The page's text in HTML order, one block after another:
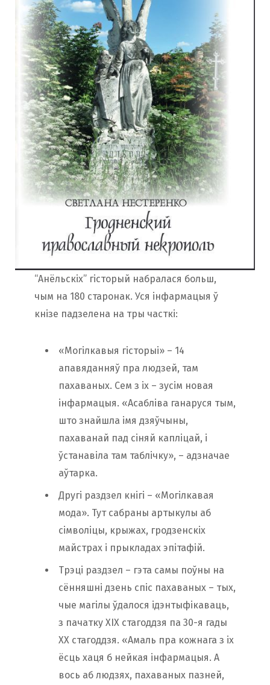
“Анёльскіх” гісторый набралася больш,
чым на 180 старонак. Уся інфармацыя ў
кнізе падзелена на тры часткі:
«Могілкавыя гісторыі» – 14
апавяданняў пра людзей, там
пахаваных. Сем з іх – зусім новая
інфармацыя. «Асабліва ганаруся тым,
што знайшла імя дзяўчыны,
пахаванай пад сіняй капліцай, і
ўстанавіла там таблічку», – адзначае
аўтарка.
Другі раздзел кнігі – «Могілкавая
мода». Тут сабраны артыкулы аб
сімволіцы, крыжах, гродзенскіх
майстрах і прыкладах эпітафій.
Трэці раздзел – гэта самы поўны на
сённяшні дзень спіс пахаваных – тых,
чые магілы ўдалося ідэнтыфікаваць,
з пачатку XIX стагоддзя па 30-я гады
XX стагоддзя. «Амаль пра кожнага з іх
ёсць хаця б нейкая інфармацыя. А
вось аб людзях, пахаваных пазней,